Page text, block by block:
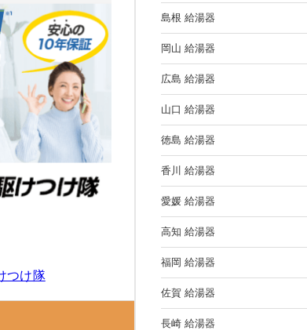
つけ隊
島根 給湯器
岡山 給湯器
広島 給湯器
山口 給湯器
徳島 給湯器
香川 給湯器
愛媛 給湯器
高知 給湯器
福岡 給湯器
佐賀 給湯器
長崎 給湯器